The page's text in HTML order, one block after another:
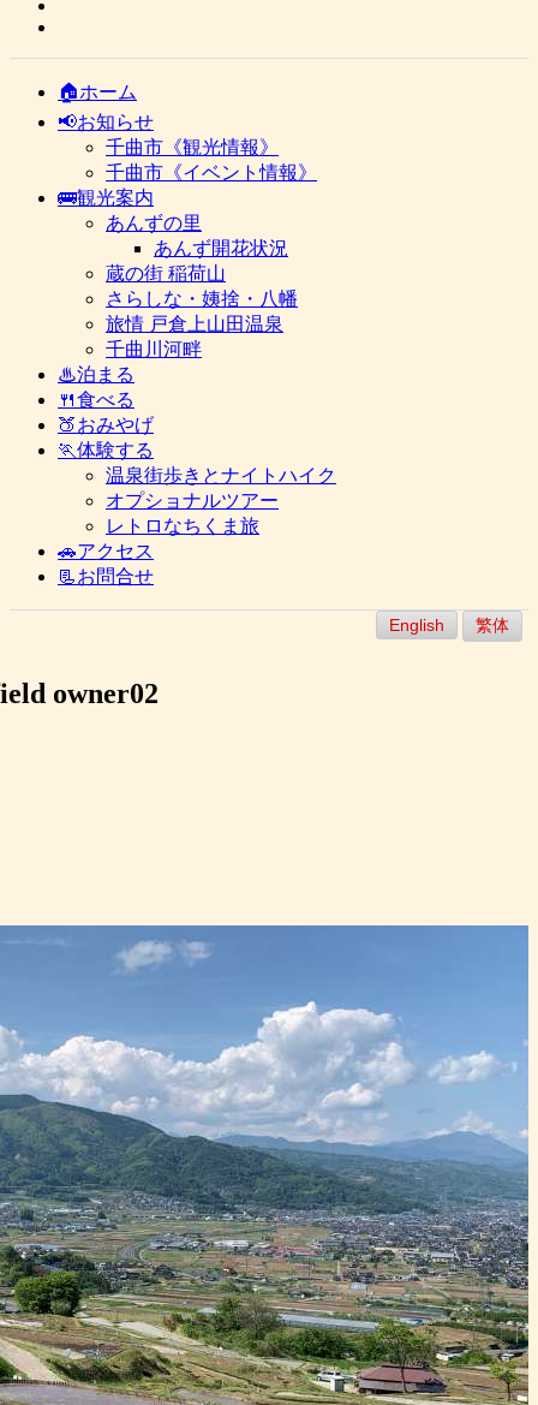
🏠ホーム
📢お知らせ
千曲市《観光情報》
千曲市《イベント情報》
🚌観光案内
あんずの里
あんず開花状況
蔵の街 稲荷山
さらしな・姨捨・八幡
旅情 戸倉上山田温泉
千曲川河畔
♨泊まる
🍴食べる
🍑おみやげ
🏃体験する
温泉街歩きとナイトハイク
オプショナルツアー
レトロなちくま旅
🚗アクセス
📃お問合せ
English 繁体
owner02